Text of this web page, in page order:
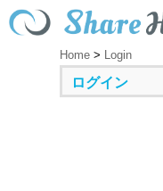
Home > Login
ログイン